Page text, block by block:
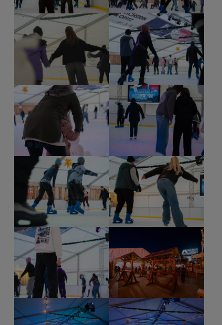
Show larger version for:Show larger version for:
Show larger version for:Show larger version for:
Show larger version for:Show larger version for:
Show larger version for:Show larger version for:
Show larger version for:Show larger version for: